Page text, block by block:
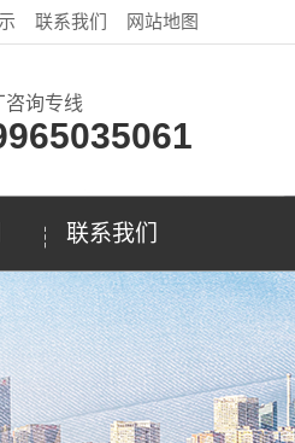
联系我们 网站地图
咨询专线
联系我们